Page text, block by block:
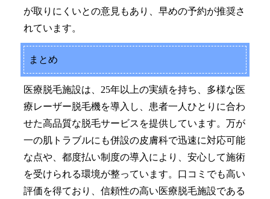
が取りにくいとの意見もあり、早めの予約が推奨さ
れています。
まとめ
医療脱毛施設は、25年以上の実績を持ち、多様な医
療レーザー脱毛機を導入し、患者一人ひとりに合わ
せた高品質な脱毛サービスを提供しています。万が
一の肌トラブルにも併設の皮膚科で迅速に対応可能
な点や、都度払い制度の導入により、安心して施術
を受けられる環境が整っています。口コミでも高い
評価を得ており、信頼性の高い医療脱毛施設である